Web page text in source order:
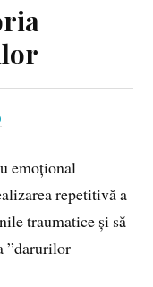
emoțional
repetitivă a
traumatice și să
”darurilor